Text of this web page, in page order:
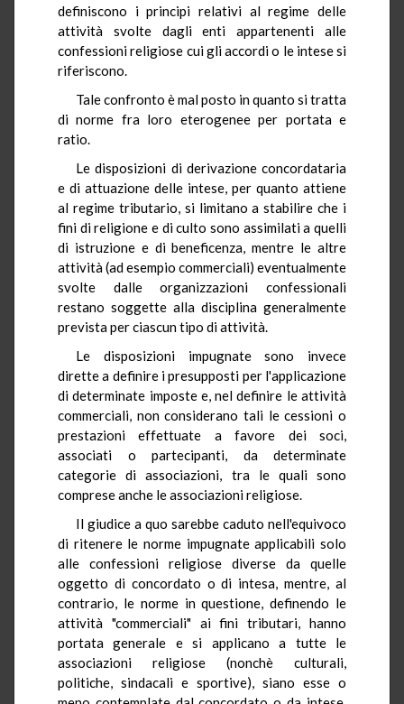
definiscono i principi relativi al regime delle
attività svolte dagli enti appartenenti alle
confessioni religiose cui gli accordi o le intese si
riferiscono.
Tale confronto è mal posto in quanto si tratta
di norme fra loro eterogenee per portata e
ratio.
Le disposizioni di derivazione concordataria
e di attuazione delle intese, per quanto attiene
al regime tributario, si limitano a stabilire che i
fini di religione e di culto sono assimilati a quelli
di istruzione e di beneficenza, mentre le altre
attività (ad esempio commerciali) eventualmente
svolte dalle organizzazioni confessionali
restano soggette alla disciplina generalmente
prevista per ciascun tipo di attività.
Le disposizioni impugnate sono invece
dirette a definire i presupposti per l'applicazione
di determinate imposte e, nel definire le attività
commerciali, non considerano tali le cessioni o
prestazioni effettuate a favore dei soci,
associati o partecipanti, da determinate
categorie di associazioni, tra le quali sono
comprese anche le associazioni religiose.
Il giudice a quo sarebbe caduto nell'equivoco
di ritenere le norme impugnate applicabili solo
alle confessioni religiose diverse da quelle
oggetto di concordato o di intesa, mentre, al
contrario, le norme in questione, definendo le
attività "commerciali" ai fini tributari, hanno
portata generale e si applicano a tutte le
associazioni religiose (nonchè culturali,
politiche, sindacali e sportive), siano esse o